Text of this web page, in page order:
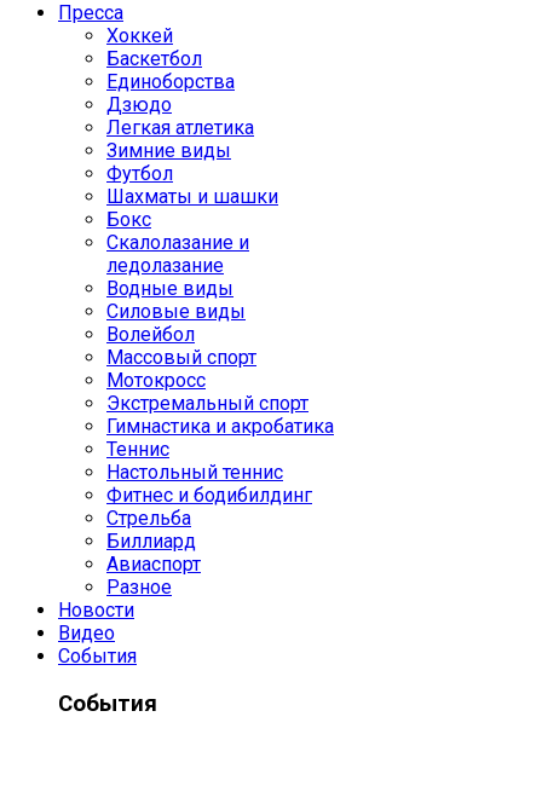
Пресса
Хоккей
Баскетбол
Единоборства
Дзюдо
Легкая атлетика
Зимние виды
Футбол
Шахматы и шашки
Бокс
Скалолазание и
ледолазание
Водные виды
Силовые виды
Волейбол
Массовый спорт
Мотокросс
Экстремальный спорт
Гимнастика и акробатика
Теннис
Настольный теннис
Фитнес и бодибилдинг
Стрельба
Биллиард
Авиаспорт
Разное
Новости
Видео
События
События